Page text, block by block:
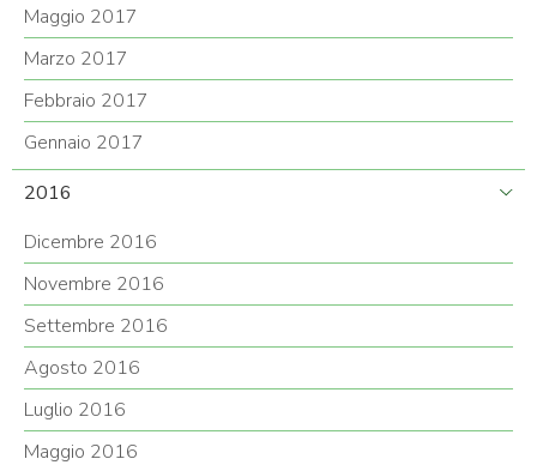
Maggio 2017
Marzo 2017
Febbraio 2017
Gennaio 2017
2016
Dicembre 2016
Novembre 2016
Settembre 2016
Agosto 2016
Luglio 2016
Maggio 2016